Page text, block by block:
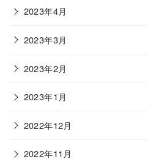
2023年4月
2023年3月
2023年2月
2023年1月
2022年12月
2022年11月